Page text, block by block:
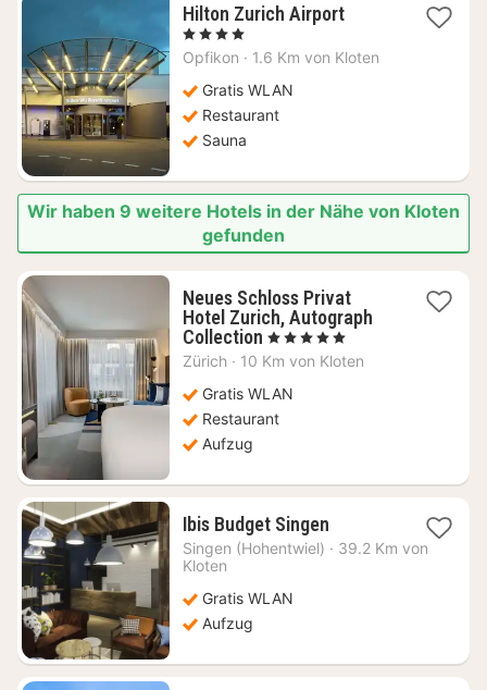
Hilton Zurich Airport1
ab
, 4 Sterne
Opfikon · 1.6 Km von Kloten
Gratis WLAN
Restaurant
Sauna
Wir haben 9 weitere Hotels in der Nähe von Kloten
gefunden
Neues Schloss Privat
Hotel Zurich, Autograph
Collection 1
Nacht
419,89
€
, 5 Sterne
Zürich · 10 Km von Kloten
Gratis WLAN
Restaurant
Aufzug
Ibis Budget Singen1
Nacht
Singen (Hohentwiel) · 39.2 Km von
Kloten
Gratis WLAN
Aufzug